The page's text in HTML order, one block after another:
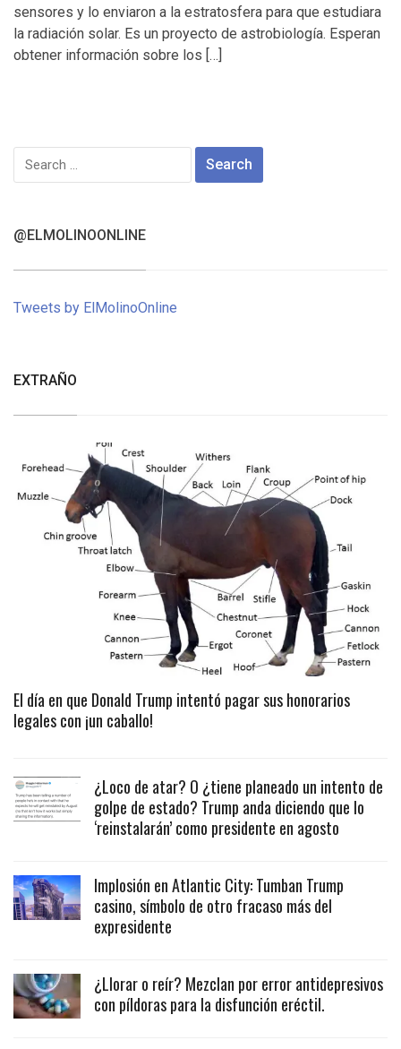
sensores y lo enviaron a la estratosfera para que estudiara
la radiación solar. Es un proyecto de astrobiología. Esperan
obtener información sobre los […]
Search
for:
@ELMOLINOONLINE
Tweets by ElMolinoOnline
EXTRAÑO
El día en que Donald Trump intentó pagar sus honorarios
legales con ¡un caballo!
¿Loco de atar? O ¿tiene planeado un intento de
golpe de estado? Trump anda diciendo que lo
‘reinstalarán’ como presidente en agosto
Implosión en Atlantic City: Tumban Trump
casino, símbolo de otro fracaso más del
expresidente
¿Llorar o reír? Mezclan por error antidepresivos
con píldoras para la disfunción eréctil.